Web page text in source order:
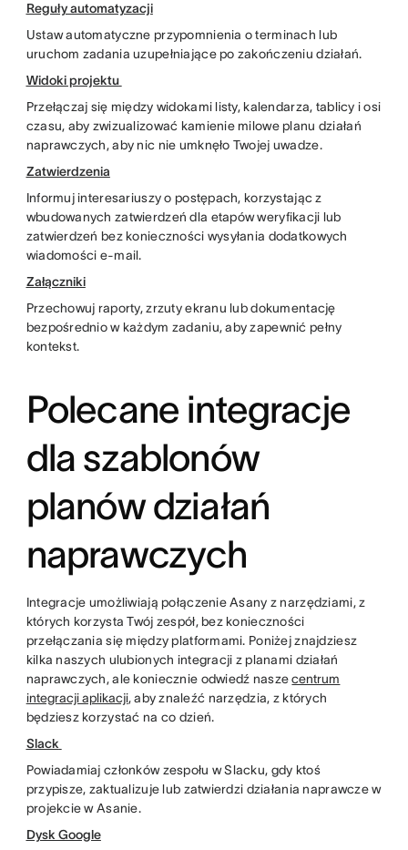
Reguły automatyzacji
Ustaw automatyczne przypomnienia o terminach lub
uruchom zadania uzupełniające po zakończeniu działań.
Widoki projektu
Przełączaj się między widokami listy, kalendarza, tablicy i osi
czasu, aby zwizualizować kamienie milowe planu działań
naprawczych, aby nic nie umknęło Twojej uwadze.
Zatwierdzenia
Informuj interesariuszy o postępach, korzystając z
wbudowanych zatwierdzeń dla etapów weryfikacji lub
zatwierdzeń bez konieczności wysyłania dodatkowych
wiadomości e-mail.
Załączniki
Przechowuj raporty, zrzuty ekranu lub dokumentację
bezpośrednio w każdym zadaniu, aby zapewnić pełny
kontekst.
Polecane integracje
dla szablonów
planów działań
naprawczych
Integracje umożliwiają połączenie Asany z narzędziami, z
których korzysta Twój zespół, bez konieczności
przełączania się między platformami. Poniżej znajdziesz
kilka naszych ulubionych integracji z planami działań
naprawczych, ale koniecznie odwiedź naszecentrum
integracji aplikacji, aby znaleźć narzędzia, z których
będziesz korzystać na co dzień.
Slack
Powiadamiaj członków zespołu w Slacku, gdy ktoś
przypisze, zaktualizuje lub zatwierdzi działania naprawcze w
projekcie w Asanie.
Dysk Google